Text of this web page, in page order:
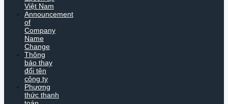
Việt Nam
Announcement
of
Company
Name
Change
Thông
báo thay
đổi tên
công ty
Phương
thức thanh